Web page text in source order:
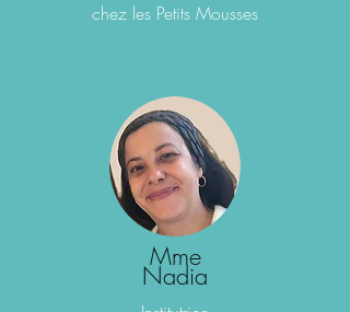
chez les Petits Mousses
Mme
Nadia